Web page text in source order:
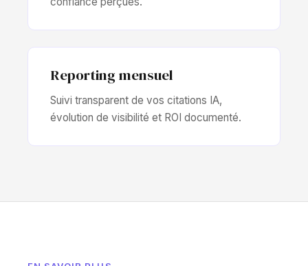
Reporting mensuel
Suivi transparent de vos citations IA,
évolution de visibilité et ROI documenté.